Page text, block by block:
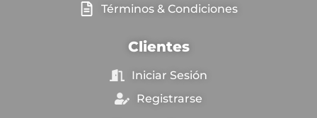
Términos & Condiciones
Clientes
Iniciar Sesión
Registrarse